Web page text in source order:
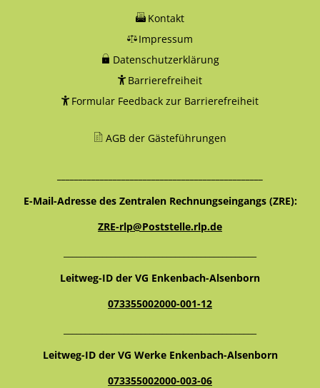
Kontakt
Impressum
Datenschutzerklärung
Barrierefreiheit
Formular Feedback zur Barrierefreiheit
AGB der Gästeführungen
E-Mail-Adresse des Zentralen Rechnungseingangs (ZRE):
ZRE-rlp@Poststelle.rlp.de
Leitweg-ID der VG Enkenbach-Alsenborn
073355002000-001-12
Leitweg-ID der VG Werke Enkenbach-Alsenborn
073355002000-003-06